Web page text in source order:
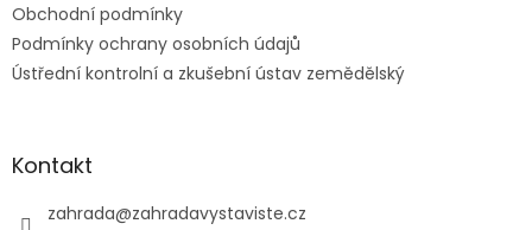
Obchodní podmínky
Podmínky ochrany osobních údajů
Ústřední kontrolní a zkušební ústav zemědělský
Kontakt
zahrada@zahradavystaviste.cz